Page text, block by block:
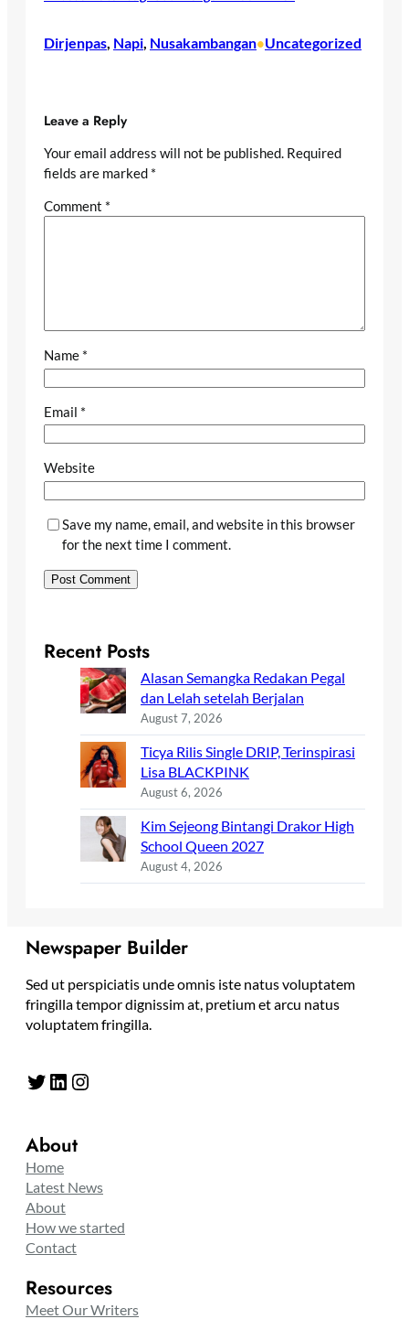
Dirjenpas Napi Nusakambangan•Uncategorized
Leave a Reply
Your email address will not be published. Required
fields are marked *
Comment *
Name *
Email *
Website
Save my name, email, and website in this browser
for the next time I comment.
Recent Posts
Alasan Semangka Redakan Pegal
dan Lelah setelah Berjalan
August 7, 2026
Ticya Rilis Single DRIP, Terinspirasi
Lisa BLACKPINK
August 6, 2026
Kim Sejeong Bintangi Drakor High
School Queen 2027
August 4, 2026
Newspaper Builder
Sed ut perspiciatis unde omnis iste natus voluptatem
fringilla tempor dignissim at, pretium et arcu natus
voluptatem fringilla.
Twitter LinkedIn Instagram
About
Home
Latest News
About
How we started
Contact
Resources
Meet Our Writers